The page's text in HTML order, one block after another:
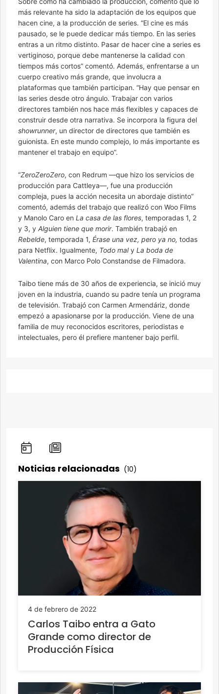
más relevante ha sido la adaptación de los equipos que
hacen cine, a la producción de series. “El cine es más
pausado, se le puede dedicar más tiempo. En las series
entras a un ritmo distinto. Pasar de hacer cine a series es
vertiginoso, porque debe mantenerse la calidad con
tiempos más cortos” comentó. Además, enfrentarse a un
cuerpo creativo más grande, que involucra a
plataformas que también participan. “Hay que pensar en
las series desde otro ángulo. Trabajar con varios
directores también nos hace más flexibles y capaces de
construir desde otra narrativa. Se incorpora la figura del
showrunner, un director de directores que también es
guionista. En este mundo complejo, lo más importante es
mantener el trabajo en equipo”.
“ZeroZeroZero, con Redrum —que hizo los servicios de
producción para Cattleya—, fue una producción
compleja, pues la acción necesita un abordaje distinto”
comentó, además del trabajo que realizó con Woo Films
y Manolo Caro en La casa de las flores, temporadas 1, 2
y 3, y Alguien tiene que morir. También trabajó en
Rebelde, temporada 1, Érase una vez, pero ya no, todas
para Netflix. Igualmente, Todo maly La boda de
Valentina, con Marco Polo Constandse de Filmadora.
Taibo tiene más de 30 años de experiencia, se inició muy
joven en la industria, cuando su padre tenía un programa
de televisión. Trabajó con Carmen Armendáriz, donde
empezó a apasionarse por la producción. Viene de una
familia de muy reconocidos escritores, periodistas e
intelectuales, pero él prefiere mantener bajo perfil.
Noticias relacionadas (10)
4 de febrero de 2022
Carlos Taibo entra a Gato
Grande como director de
Producción Física